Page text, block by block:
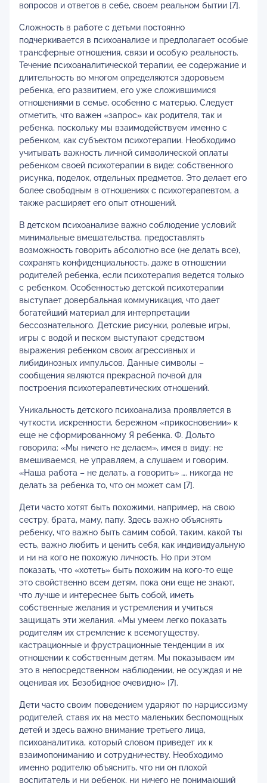
вопросов и ответов в себе, своем реальном бытии [7].
Сложность в работе с детьми постоянно
подчеркивается в психоанализе и предполагает особые
трансферные отношения, связи и особую реальность.
Течение психоаналитической терапии, ее содержание и
длительность во многом определяются здоровьем
ребенка, его развитием, его уже сложившимися
отношениями в семье, особенно с матерью. Следует
отметить, что важен «запрос» как родителя, так и
ребенка, поскольку мы взаимодействуем именно с
ребенком, как субъектом психотерапии. Необходимо
учитывать важность личной символической оплаты
ребенком своей психотерапии в виде: собственного
рисунка, поделок, отдельных предметов. Это делает его
более свободным в отношениях с психотерапевтом, а
также расширяет его опыт отношений.
В детском психоанализе важно соблюдение условий:
минимальные вмешательства, предоставлять
возможность говорить абсолютно все (не делать все),
сохранять конфиденциальность, даже в отношении
родителей ребенка, если психотерапия ведется только
с ребенком. Особенностью детской психотерапии
выступает довербальная коммуникация, что дает
богатейший материал для интерпретации
бессознательного. Детские рисунки, ролевые игры,
игры с водой и песком выступают средством
выражения ребенком своих агрессивных и
либидинозных импульсов. Данные символы –
сообщения являются прекрасной почвой для
построения психотерапевтических отношений.
Уникальность детского психоанализа проявляется в
чуткости, искренности, бережном «прикосновении» к
еще не сформированному Я ребенка. Ф. Дольто
говорила: «Мы ничего не делаем», имея в виду: не
вмешиваемся, не управляем, а слушаем и говорим.
«Наша работа – не делать, а говорить» …. никогда не
делать за ребенка то, что он может сам [7].
Дети часто хотят быть похожими, например, на свою
сестру, брата, маму, папу. Здесь важно объяснять
ребенку, что важно быть самим собой, таким, какой ты
есть, важно любить и ценить себя, как индивидуальную
и ни на кого не похожую личность. Но при этом
показать, что «хотеть» быть похожим на кого-то еще
это свойственно всем детям, пока они еще не знают,
что лучше и интереснее быть собой, иметь
собственные желания и устремления и учиться
защищать эти желания. «Мы умеем легко показать
родителям их стремление к всемогуществу,
кастрационные и фрустрационные тенденции в их
отношении к собственным детям. Мы показываем им
это в непосредственном наблюдении, не осуждая и не
оценивая их. Безобидное очевидно» [7].
Дети часто своим поведением ударяют по нарциссизму
родителей, ставя их на место маленьких беспомощных
детей и здесь важно внимание третьего лица,
психоаналитика, который словом приведет их к
взаимопониманию и сотрудничеству. Необходимо
именно родителю объяснить, что ни он плохой
воспитатель и ни ребенок, ни ничего не понимающий